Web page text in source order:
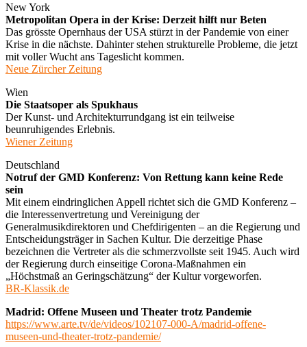
New York
Metropolitan Opera in der Krise: Derzeit hilft nur Beten
Das grösste Opernhaus der USA stürzt in der Pandemie von einer
Krise in die nächste. Dahinter stehen strukturelle Probleme, die jetzt
mit voller Wucht ans Tageslicht kommen.
Neue Zürcher Zeitung
Wien
Die Staatsoper als Spukhaus
Der Kunst- und Architekturrundgang ist ein teilweise
beunruhigendes Erlebnis.
Wiener Zeitung
Deutschland
Notruf der GMD Konferenz: Von Rettung kann keine Rede
sein
Mit einem eindringlichen Appell richtet sich die GMD Konferenz –
die Interessenvertretung und Vereinigung der
Generalmusikdirektoren und Chefdirigenten – an die Regierung und
Entscheidungsträger in Sachen Kultur. Die derzeitige Phase
bezeichnen die Vertreter als die schmerzvollste seit 1945. Auch wird
der Regierung durch einseitige Corona-Maßnahmen ein
„Höchstmaß an Geringschätzung“ der Kultur vorgeworfen.
BR-Klassik.de
Madrid: Offene Museen und Theater trotz Pandemie
https://www.arte.tv/de/videos/102107-000-A/madrid-offene-
museen-und-theater-trotz-pandemie/